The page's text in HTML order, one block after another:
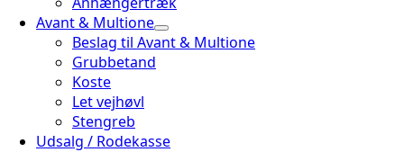
Avant & Multione
Beslag til Avant & Multione
Grubbetand
Koste
Let vejhøvl
Stengreb
Udsalg / Rodekasse